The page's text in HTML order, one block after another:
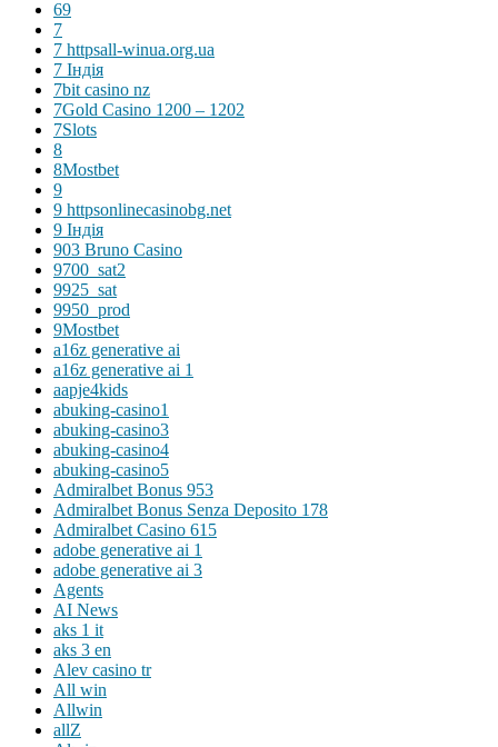
69
7
7 httpsall-winua.org.ua
7 Індія
7bit casino nz
7Gold Casino 1200 – 1202
7Slots
8
8Mostbet
9
9 httpsonlinecasinobg.net
9 Індія
903 Bruno Casino
9700_sat2
9925_sat
9950_prod
9Mostbet
a16z generative ai
a16z generative ai 1
aapje4kids
abuking-casino1
abuking-casino3
abuking-casino4
abuking-casino5
Admiralbet Bonus 953
Admiralbet Bonus Senza Deposito 178
Admiralbet Casino 615
adobe generative ai 1
adobe generative ai 3
Agents
AI News
aks 1 it
aks 3 en
Alev casino tr
All win
Allwin
allZ